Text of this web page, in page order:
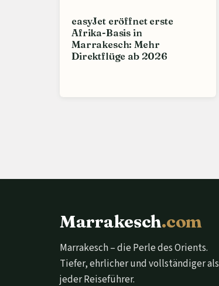
easyJet eröffnet erste
Afrika-Basis in
Marrakesch: Mehr
Direktflüge ab 2026
Marrakesch.com
Marrakesch – die Perle des Orients.
Tiefer, ehrlicher und vollständiger als
jeder Reiseführer.